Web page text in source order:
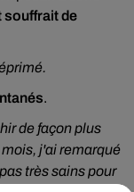
souffrait de
.
de façon plus
j'ai remarqué
très sains pour